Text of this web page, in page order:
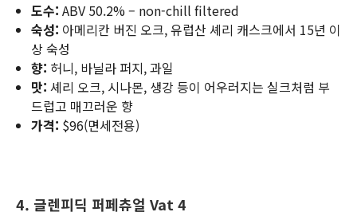
도수: ABV 50.2% – non-chill filtered
숙성: 아메리칸 버진 오크, 유럽산 셰리 캐스크에서 15년 이
상 숙성
향: 허니, 바닐라 퍼지, 과일
맛: 셰리 오크, 시나몬, 생강 등이 어우러지는 실크처럼 부
드럽고 매끄러운 향
가격: $96(면세전용)
4. 글렌피딕 퍼페츄얼 Vat 4